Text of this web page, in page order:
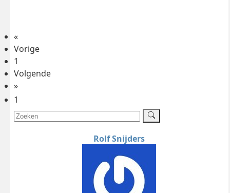
«
Vorige
1
Volgende
»
1
Rolf Snijders